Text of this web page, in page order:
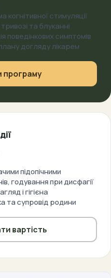
когнітивної стимуляції
та блуканні
поведінкових симптомів
догляду лікарем
програму
підопічними
годування при дисфагії
і гігієна
та супровід родини
вартість